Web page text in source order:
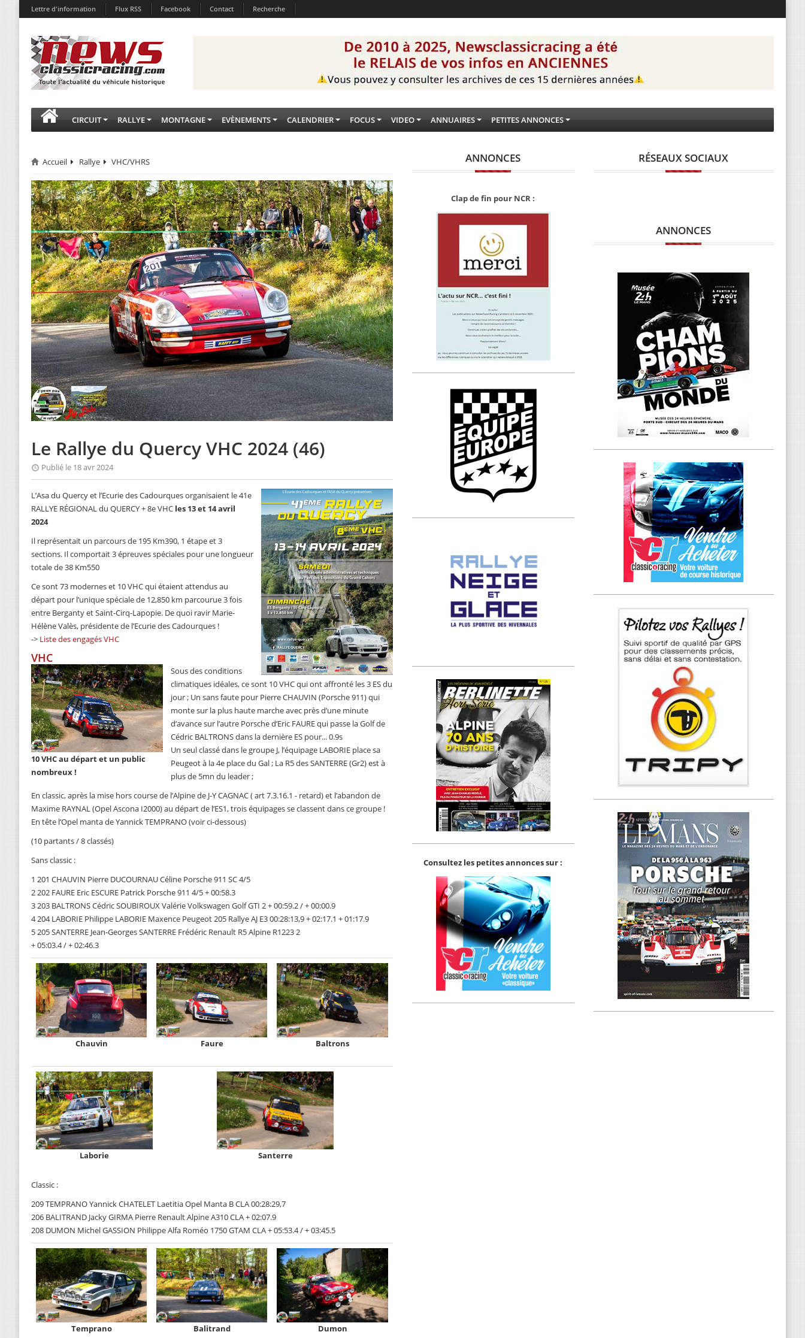
Lettre d'information Flux RSS Facebook Contact Recherche
CIRCUIT RALLYE MONTAGNE EVÈNEMENTS CALENDRIER FOCUS VIDEO ANNUAIRES PETITES ANNONCES
Accueil Rallye VHC/VHRS
Le Rallye du Quercy VHC 2024 (46)
Publié le 18 avr 2024
L’Asa du Quercy et l’Ecurie des Cadourques organisaient le 41e
RALLYE RÉGIONAL du QUERCY + 8e VHC les 13 et 14 avril
2024
Il représentait un parcours de 195 Km390, 1 étape et 3
sections. Il comportait 3 épreuves spéciales pour une longueur
totale de 38 Km550
Ce sont 73 modernes et 10 VHC qui étaient attendus au
départ pour l’unique spéciale de 12,850 km parcourue 3 fois
entre Berganty et Saint-Cirq-Lapopie. De quoi ravir Marie-
Hélène Valès, présidente de l’Ecurie des Cadourques !
-> Liste des engagés VHC
VHC
10 VHC au départ et un public
nombreux !
Sous des conditions
climatiques idéales, ce sont 10 VHC qui ont affronté les 3 ES du
jour ; Un sans faute pour Pierre CHAUVIN (Porsche 911) qui
monte sur la plus haute marche avec près d’une minute
d’avance sur l’autre Porsche d’Eric FAURE qui passe la Golf de
Cédric BALTRONS dans la dernière ES pour... 0.9s
Un seul classé dans le groupe J, l’équipage LABORIE place sa
Peugeot à la 4e place du Gal ; La R5 des SANTERRE (Gr2) est à
plus de 5mn du leader ;
En classic, après la mise hors course de l’Alpine de J-Y CAGNAC ( art 7.3.16.1 - retard) et l’abandon de
Maxime RAYNAL (Opel Ascona I2000) au départ de l’ES1, trois équipages se classent dans ce groupe !
En tête l’Opel manta de Yannick TEMPRANO (voir ci-dessous)
(10 partants / 8 classés)
Sans classic :
1 201 CHAUVIN Pierre DUCOURNAU Céline Porsche 911 SC 4/5
2 202 FAURE Eric ESCURE Patrick Porsche 911 4/5 + 00:58.3
3 203 BALTRONS Cédric SOUBIROUX Valérie Volkswagen Golf GTI 2 + 00:59.2 / + 00:00.9
4 204 LABORIE Philippe LABORIE Maxence Peugeot 205 Rallye AJ E3 00:28:13,9 + 02:17.1 + 01:17.9
5 205 SANTERRE Jean-Georges SANTERRE Frédéric Renault R5 Alpine R1223 2
+ 05:03.4 / + 02:46.3
Chauvin Faure Baltrons
Laborie Santerre
Classic :
209 TEMPRANO Yannick CHATELET Laetitia Opel Manta B CLA 00:28:29,7
206 BALITRAND Jacky GIRMA Pierre Renault Alpine A310 CLA + 02:07.9
208 DUMON Michel GASSION Philippe Alfa Roméo 1750 GTAM CLA + 05:53.4 / + 03:45.5
Temprano Balitrand Dumon
ANNONCES
Clap de fin pour NCR :
Consultez les petites annonces sur :
RÉSEAUX SOCIAUX
ANNONCES